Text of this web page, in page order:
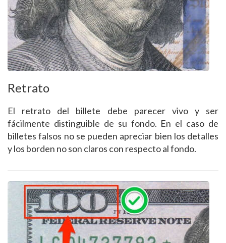
Retrato
El retrato del billete debe parecer vivo y ser
fácilmente distinguible de su fondo. En el caso de
billetes falsos no se pueden apreciar bien los detalles
y los borden no son claros con respecto al fondo.